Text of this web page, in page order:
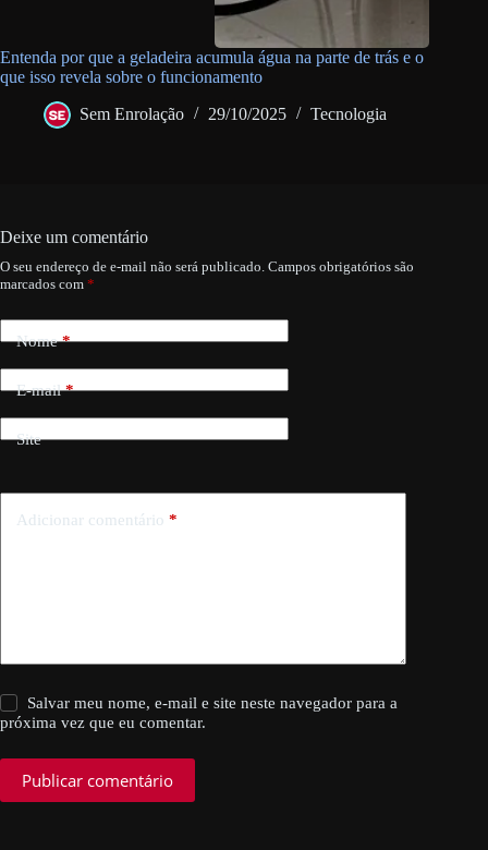
Entenda por que a geladeira acumula água na parte de trás e o
que isso revela sobre o funcionamento
Sem Enrolação 29/10/2025 Tecnologia
Deixe um comentário
O seu endereço de e-mail não será publicado. Campos obrigatórios são
marcados com *
Nome*
E-mail*
Site
Adicionar comentário *
Salvar meu nome, e-mail e site neste navegador para a
próxima vez que eu comentar.
Publicar comentário